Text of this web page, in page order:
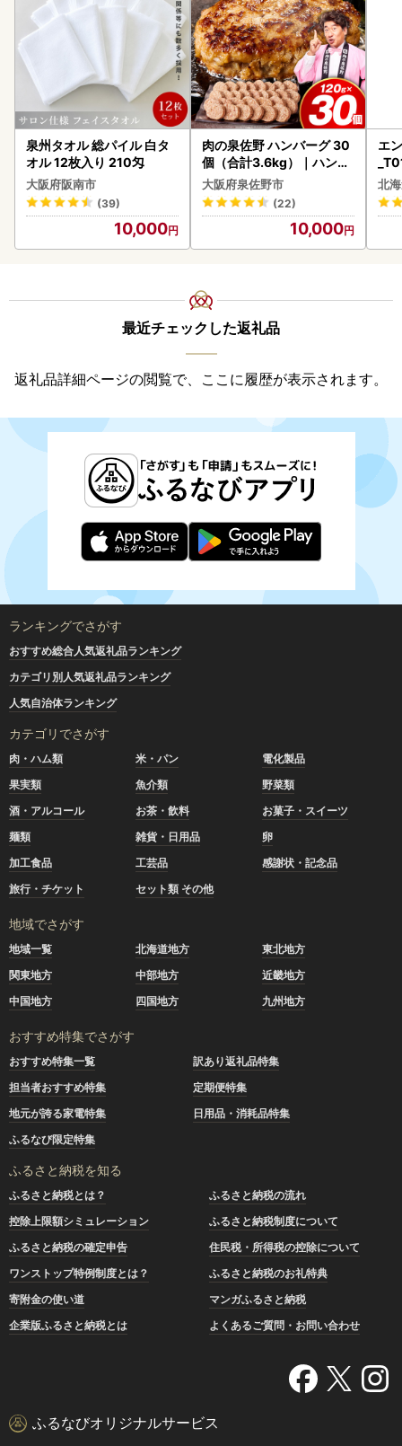
泉州タオル 総パイル 白タ
オル 12枚入り 210匁
大阪府阪南市
(39)
10,000
肉の泉佐野 ハンバーグ 30
個（合計3.6kg）｜ハンバ
ーグ 訳あり 黒毛和牛×なに
わポーク
大阪府泉佐野市
(22)
10,000
エ
北
最近チェックした返礼品
返礼品詳細ページの閲覧で、ここに履歴が表示されます。
ランキングでさがす
おすすめ総合人気返礼品ランキング
カテゴリ別人気返礼品ランキング
人気自治体ランキング
カテゴリでさがす
肉・ハム類 米・パン
電化製品
果実類
魚介類
野菜類
酒・アルコール
お茶・飲料
お菓子・スイーツ
麺類
雑貨・日用品
卵
加工食品
工芸品
感謝状・記念品
旅行・チケット
セット類 その他
地域でさがす
地域一覧 北海道地方
東北地方
関東地方
中部地方
近畿地方
中国地方
四国地方 九州地方
おすすめ特集でさがす
おすすめ特集一覧
訳あり返礼品特集
担当者おすすめ特集
定期便特集
地元が誇る家電特集
日用品・消耗品特集
ふるなび限定特集
ふるさと納税を知る
ふるさと納税とは？
ふるさと納税の流れ
控除上限額シミュレーション
ふるさと納税制度について
ふるさと納税の確定申告
住民税・所得税の控除について
ワンストップ特例制度とは？
ふるさと納税のお礼特典
寄附金の使い道
マンガふるさと納税
企業版ふるさと納税とは
よくあるご質問・お問い合わせ
ふるなびオリジナルサービス